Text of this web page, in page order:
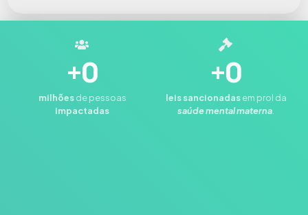
+0
milhõesde pessoas
impactadas
+0
leissancionadasem prol da
saúde mental materna